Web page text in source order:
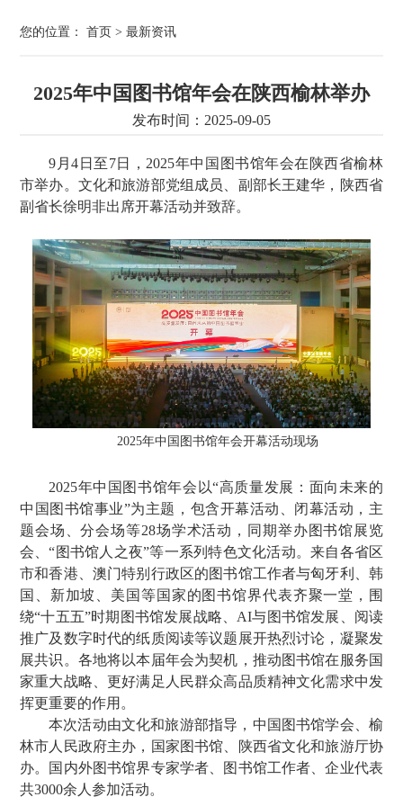
您的位置： 首页 > 最新资讯
2025年中国图书馆年会在陕西榆林举办
发布时间：2025-09-05
9月4日至7日，2025年中国图书馆年会在陕西省榆林
市举办。文化和旅游部党组成员、副部长王建华，陕西省
副省长徐明非出席开幕活动并致辞。
2025年中国图书馆年会开幕活动现场
2025年中国图书馆年会以“高质量发展：面向未来的
中国图书馆事业”为主题，包含开幕活动、闭幕活动，主
题会场、分会场等28场学术活动，同期举办图书馆展览
会、“图书馆人之夜”等一系列特色文化活动。来自各省区
市和香港、澳门特别行政区的图书馆工作者与匈牙利、韩
国、新加坡、美国等国家的图书馆界代表齐聚一堂，围
绕“十五五”时期图书馆发展战略、AI与图书馆发展、阅读
推广及数字时代的纸质阅读等议题展开热烈讨论，凝聚发
展共识。各地将以本届年会为契机，推动图书馆在服务国
家重大战略、更好满足人民群众高品质精神文化需求中发
挥更重要的作用。
本次活动由文化和旅游部指导，中国图书馆学会、榆
林市人民政府主办，国家图书馆、陕西省文化和旅游厅协
办。国内外图书馆界专家学者、图书馆工作者、企业代表
共3000余人参加活动。